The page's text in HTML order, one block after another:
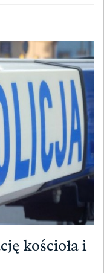
kościoła i